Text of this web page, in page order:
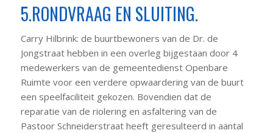
5.RONDVRAAG EN SLUITING.
Carry Hilbrink: de buurtbewoners van de Dr. de
Jongstraat hebben in een overleg bijgestaan door 4
medewerkers van de gemeentedienst Openbare
Ruimte voor een verdere opwaardering van de buurt
een speelfaciliteit gekozen. Bovendien dat de
reparatie van de riolering en asfaltering van de
Pastoor Schneiderstraat heeft geresulteerd in aantal